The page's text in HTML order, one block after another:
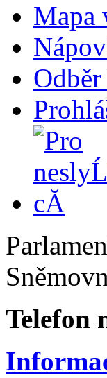
Mapa
Odběr
Telefon